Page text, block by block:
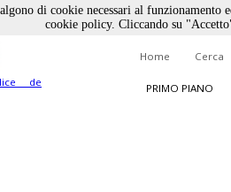
de
Home Cerca
PRIMO PIANO
di cookie necessari al
cookie policy. Cliccando su